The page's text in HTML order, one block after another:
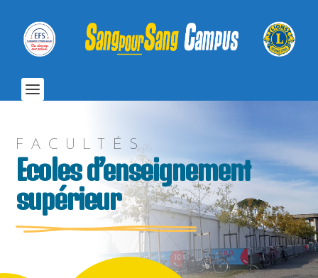
FACULTÉS
Ecoles d’enseignement
supérieur